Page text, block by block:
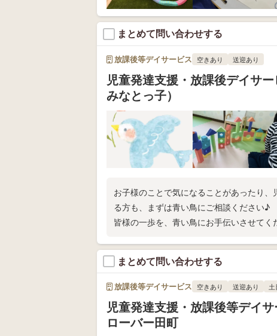
まとめて問い合わせする
放課後等デイサービス 空きあり 送迎あり
児童発達支援・放課後デイサ
みなとっ子）
お子様のことで気になることがあったり
る方も、まずは青い鳥にご相談ください♪
皆様の一歩を、青い鳥にお手伝いさせてく
まとめて問い合わせする
放課後等デイサービス 空きあり 送迎あり
児童発達支援・放課後等デイ
ローバー田町